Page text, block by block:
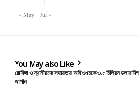
« May Jul »
You May also Like
রোহিঙ্গা ও স্থানীয়দের সহায়তায় আইওএমকে ৩.৫ মিলিয়ন ডলার দিল
জাপান